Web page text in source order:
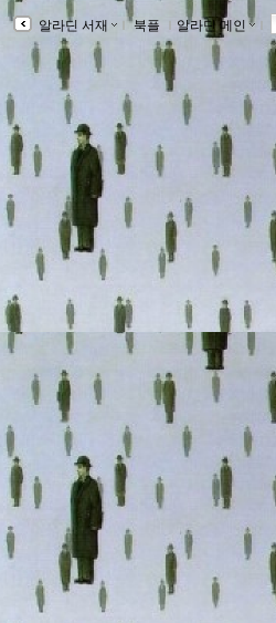
알라딘 서재 ｌ북플 알라딘 메인